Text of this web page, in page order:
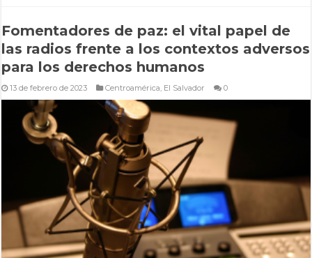
Fomentadores de paz: el vital papel de
las radios frente a los contextos adversos
para los derechos humanos
13 de febrero de 2023 Centroamérica, El Salvador 0